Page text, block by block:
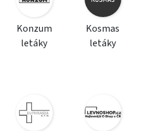
Konzum
letáky
Kosmas
letáky